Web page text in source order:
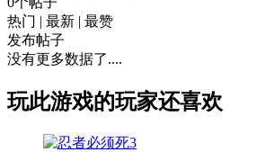
热门 | 最新 | 最赞
发布帖子
没有更多数据了....
玩此游戏的玩家还喜欢